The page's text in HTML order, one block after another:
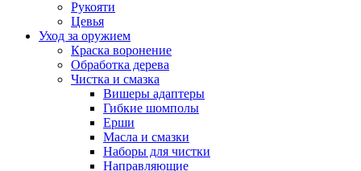
Рукояти
Цевья
Уход за оружием
Краска воронение
Обработка дерева
Чистка и смазка
Вишеры адаптеры
Гибкие шомполы
Ерши
Масла и смазки
Наборы для чистки
Направляющие